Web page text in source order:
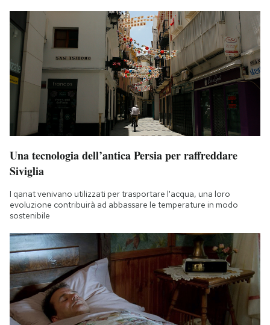
Una tecnologia dell’antica Persia per raffreddare
Siviglia
I qanat venivano utilizzati per trasportare l'acqua, una loro
evoluzione contribuirà ad abbassare le temperature in modo
sostenibile